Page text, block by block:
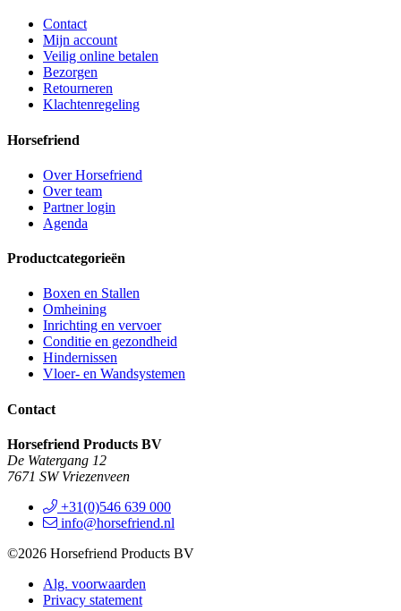
Contact
Mijn account
Veilig online betalen
Bezorgen
Retourneren
Klachtenregeling
Horsefriend
Over Horsefriend
Over team
Partner login
Agenda
Productcategorieën
Boxen en Stallen
Omheining
Inrichting en vervoer
Conditie en gezondheid
Hindernissen
Vloer- en Wandsystemen
Contact
Horsefriend Products BV
De Watergang 12
7671 SW Vriezenveen
+31(0)546 639 000
info@horsefriend.nl
©2026 Horsefriend Products BV
Alg. voorwaarden
Privacy statement